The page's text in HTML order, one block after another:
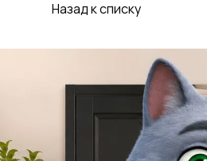
Назад к списку